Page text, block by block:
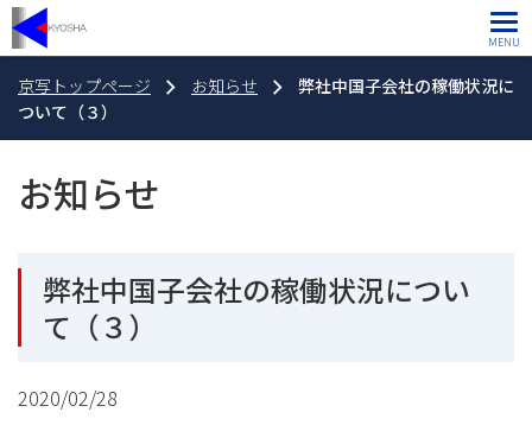
京写トップページ お知らせ
弊社中国子会社の稼働状況に
ついて（３）
お知らせ
弊社中国子会社の稼働状況につい
て（３）
2020/02/28
MENU